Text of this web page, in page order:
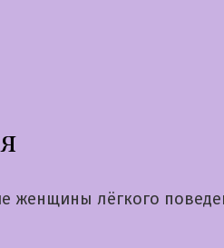
женщины лёгкого